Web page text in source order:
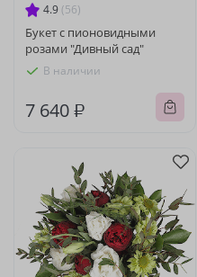
4.9 (56)
Букет с пионовидными
розами "Дивный сад"
В наличии
7 640 ₽